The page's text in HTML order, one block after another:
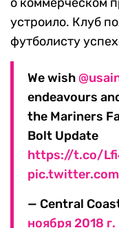
устроило. Клуб
футболисту
We wish
endeavours
the Mariners
Bolt Update
https://t.co/
— Central
ноября 2018 г.